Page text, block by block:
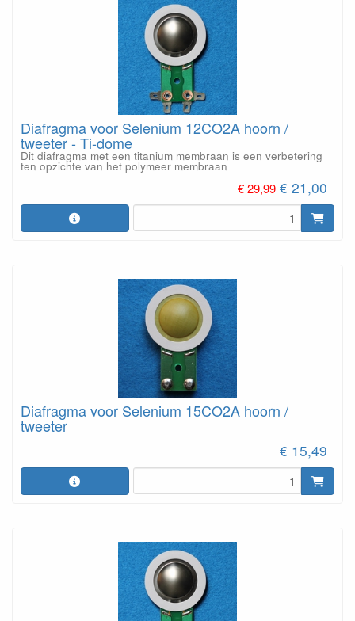
Diafragma voor Selenium 12CO2A hoorn /
tweeter - Ti-dome
Dit diafragma met een titanium membraan is een verbetering
ten opzichte van het polymeer membraan
€ 29,99 € 21,00
Diafragma voor Selenium 15CO2A hoorn /
tweeter
€ 15,49